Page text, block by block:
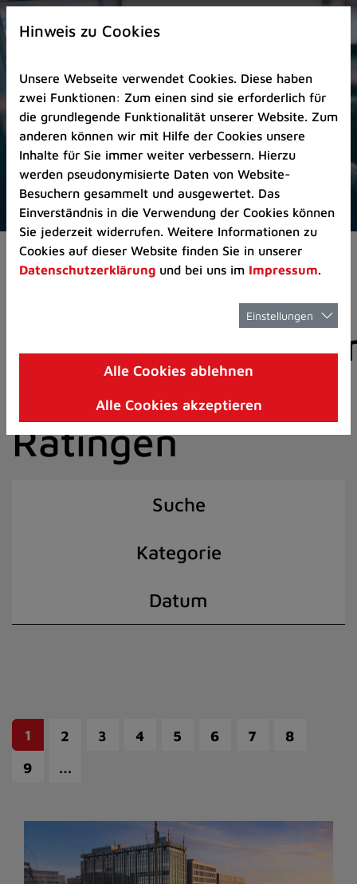
Zur
Startseite
Zum
Seitenanfang
springen
(Schnelltaste
A)
Zur
Navigation/Menü
springen
(Schnelltaste
M)
Zur
8)
I)
Aktuelles Pressemitteilungen
der Stadt
Ratingen
Suche
Kategorie
Datum
1 2 3 4 5 6 7
8
9
…
Hinweis zu Cookies
Unsere Webseite verwendet Cookies. Diese haben
zwei Funktionen: Zum einen sind sie erforderlich für
die grundlegende Funktionalität unserer Website. Zum
anderen können wir mit Hilfe der Cookies unsere
Inhalte für Sie immer weiter verbessern. Hierzu
werden pseudonymisierte Daten von Website-
Besuchern gesammelt und ausgewertet. Das
Einverständnis in die Verwendung der Cookies können
Sie jederzeit widerrufen. Weitere Informationen zu
Cookies auf dieser Website finden Sie in unserer
Datenschutzerklärung und bei uns im Impressum.
Einstellungen
Alle Cookies ablehnen
Alle Cookies akzeptieren